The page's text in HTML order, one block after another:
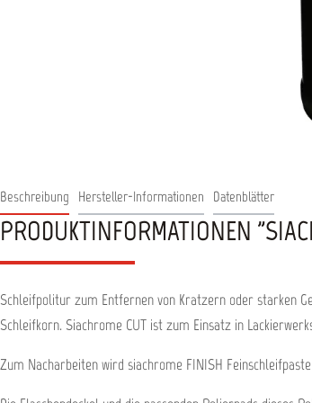
Beschreibung Hersteller-Informationen Datenblätter
PRODUKTINFORMATIONEN
Schleifpolitur zum Entfernen von Kratzern oder starken
Schleifkorn. Siachrome CUT ist zum Einsatz in
Zum Nacharbeiten wird siachrome FINISH